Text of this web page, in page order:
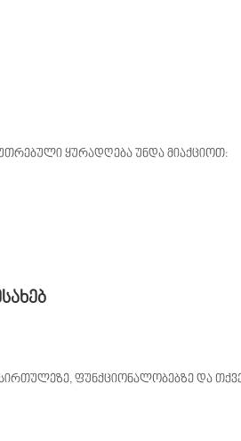
ყურადღება უნდა მიაქციოთ:
ფუნქციონალობებზე და